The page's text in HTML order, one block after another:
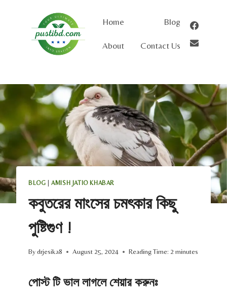
Home Blog
About Contact Us
BLOG |AMISH JATIO KHABAR
কবুতরের মাংসের চমৎকার কিছু
পুষ্টিগুণ !
Bydrjesika8 August 25, 2024 Reading Time: 2minutes
পোস্ট টি ভাল লাগলে শেয়ার করুনঃ